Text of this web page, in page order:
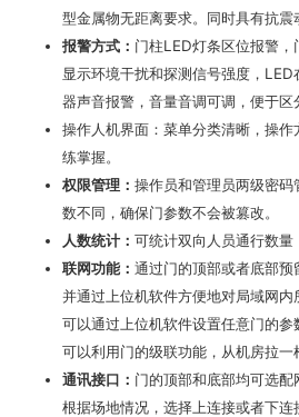
型金属物无距离要求。同时具有抗震
报警方式： 门柱LED灯条区位报警
显示环境干扰和探测信号强度，
器声音报警，音量音调可调，便于区
操作人机界面：菜单分类清晰，操
练掌握。
权限管理： 操作员和管理员两级密
数不同，确保门参数不会被篡改。
人数统计： 可统计双向人员通行数量
联网功能： 通过门的顶部或者底部预
并通过上位机软件方便地对局域网
可以通过上位机软件设置任意门的
可以利用门的级联功能，从机房拉一
通讯接口： 门的顶部和底部均可选
根据场地情况，选择上连接或者下